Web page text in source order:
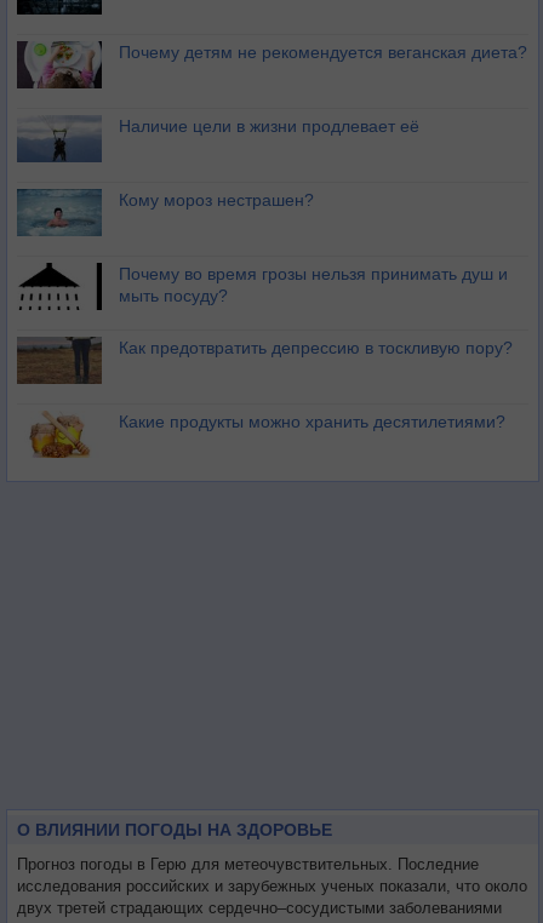
Почему детям не рекомендуется веганская диета?
Наличие цели в жизни продлевает её
Кому мороз нестрашен?
Почему во время грозы нельзя принимать душ и
мыть посуду?
Как предотвратить депрессию в тоскливую пору?
Какие продукты можно хранить десятилетиями?
О ВЛИЯНИИ ПОГОДЫ НА ЗДОРОВЬЕ
Прогноз погоды в Герю для метеочувствительных. Последние
исследования российских и зарубежных ученых показали, что около
двух третей страдающих сердечно–сосудистыми заболеваниями